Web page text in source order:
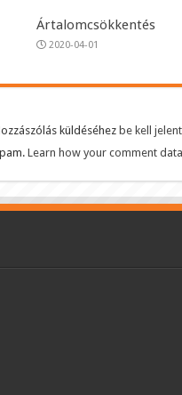
Ártalomcsökkentés
2020-04-01
küldéséhezbe kell
Learn how your comment